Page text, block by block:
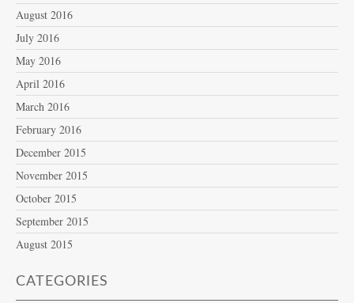
August 2016
July 2016
May 2016
April 2016
March 2016
February 2016
December 2015
November 2015
October 2015
September 2015
August 2015
CATEGORIES